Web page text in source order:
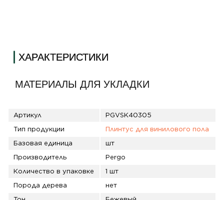
ХАРАКТЕРИСТИКИ
МАТЕРИАЛЫ ДЛЯ УКЛАДКИ
Артикул
PGVSK40305
Тип продукции
Плинтус для винилового пола
Базовая единица
шт
Производитель
Pergo
Количество в упаковке
1 шт
Порода дерева
нет